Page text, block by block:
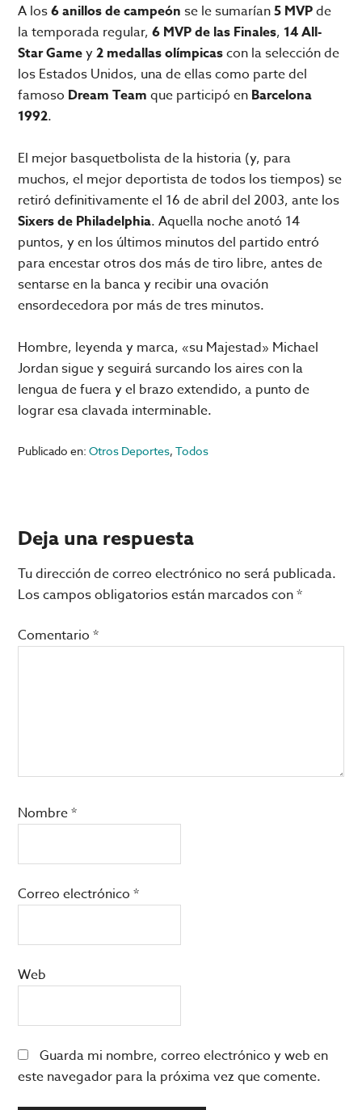
A los6 anillos de campeón se le sumarían5 MVPde
la temporada regular,6 MVP de las Finales, 14 All-
Star Gamey2 medallas olímpicascon la selección de
los Estados Unidos, una de ellas como parte del
famoso Dream Teamque participó en Barcelona
1992.
El mejor basquetbolista de la historia (y, para
muchos, el mejor deportista de todos los tiempos) se
retiró definitivamente el 16 de abril del 2003, ante los
Sixers de Philadelphia. Aquella noche anotó 14
puntos, y en los últimos minutos del partido entró
para encestar otros dos más de tiro libre, antes de
sentarse en la banca y recibir una ovación
ensordecedora por más de tres minutos.
Hombre, leyenda y marca, «su Majestad» Michael
Jordan sigue y seguirá surcando los aires con la
lengua de fuera y el brazo extendido, a punto de
lograr esa clavada interminable.
Publicado en:Otros Deportes,Todos
Interacciones
con
los
lectores
Deja una respuesta
Tu dirección de correo electrónico no será publicada.
Los campos obligatorios están marcados con*
Comentario*
Nombre*
Correo electrónico*
Web
Guarda mi nombre, correo electrónico y web en
este navegador para la próxima vez que comente.